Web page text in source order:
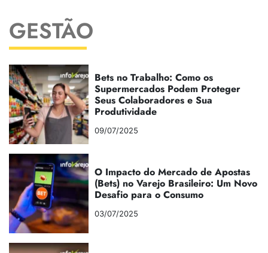
GESTÃO
Bets no Trabalho: Como os
Supermercados Podem Proteger
Seus Colaboradores e Sua
Produtividade
09/07/2025
O Impacto do Mercado de Apostas
(Bets) no Varejo Brasileiro: Um Novo
Desafio para o Consumo
03/07/2025